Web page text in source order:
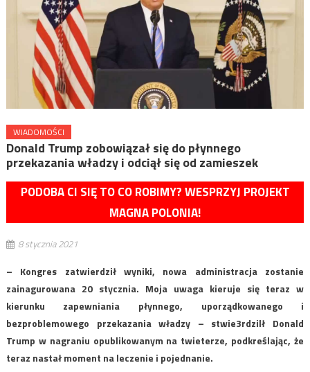
WIADOMOŚCI
Donald Trump zobowiązał się do płynnego
przekazania władzy i odciął się od zamieszek
PODOBA CI SIĘ TO CO ROBIMY? WESPRZYJ PROJEKT
MAGNA POLONIA!
8 stycznia 2021
– Kongres zatwierdził wyniki, nowa administracja zostanie
zainagurowana 20 stycznia. Moja uwaga kieruje się teraz w
kierunku zapewniania płynnego, uporządkowanego i
bezproblemowego przekazania władzy – stwie3rdzilł Donald
Trump w nagraniu opublikowanym na twieterze, podkreślając, że
teraz nastał moment na leczenie i pojednanie.